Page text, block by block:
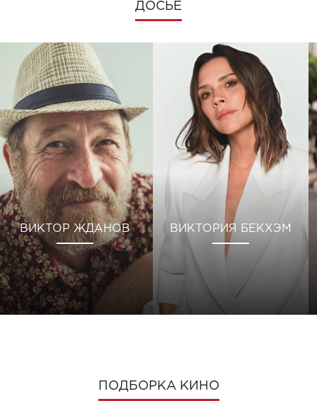
ДОСЬЕ
ВИКТОР ЖДАНОВ ВИКТОРИЯ БЕКХЭМ
ПОДБОРКА КИНО